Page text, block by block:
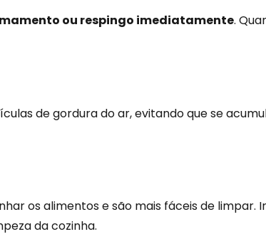
ou respingo imediatamente.
de gordura do ar, evitando que se
os alimentos e são mais fáceis de
da cozinha.